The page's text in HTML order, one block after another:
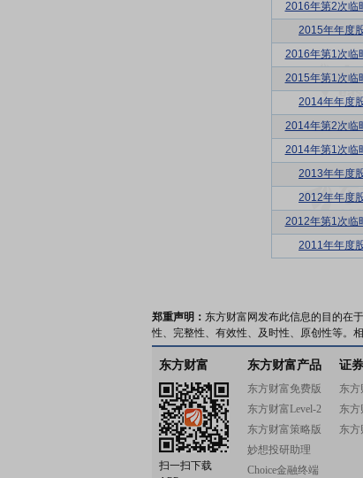
2016年第2次临
2015年年度
2016年第1次临
2015年第1次临
2014年年度
2014年第2次临
2014年第1次临
2013年年度
2012年年度
2012年第1次临
2011年年度
郑重声明： 东方财富网发布此信息的目的在
性、完整性、有效性、及时性、原创性等。
东方财富
扫一扫下载
东方财富产品
东方财富免费版
东方财富Level-2
东方财富策略版
妙想投研助理
Choice金融终端
证
东方
东方
东方